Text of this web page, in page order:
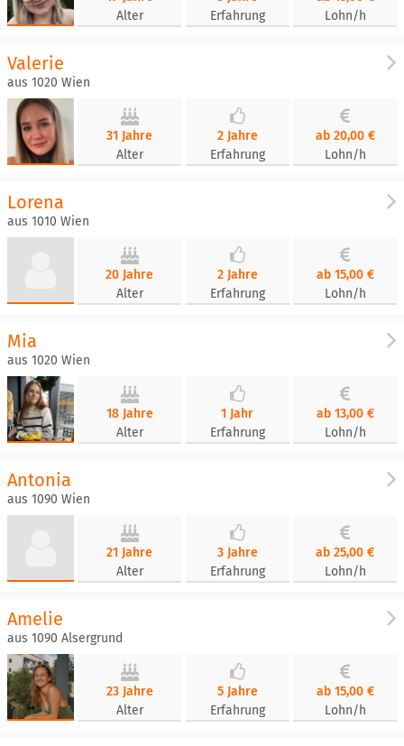
Alter
Erfahrung
Lohn/h
Valerie
aus 1020 Wien
31 Jahre
Alter
2 Jahre
Erfahrung
ab 20,00 €
Lohn/h
Lorena
aus 1010 Wien
20 Jahre
Alter
2 Jahre
Erfahrung
ab 15,00 €
Lohn/h
Mia
aus 1020 Wien
18 Jahre
Alter
1 Jahr
Erfahrung
ab 13,00 €
Lohn/h
Antonia
aus 1090 Wien
21 Jahre
Alter
3 Jahre
Erfahrung
ab 25,00 €
Lohn/h
Amelie
aus 1090 Alsergrund
23 Jahre
Alter
5 Jahre
Erfahrung
ab 15,00 €
Lohn/h